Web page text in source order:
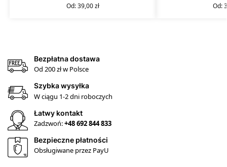
Od:39,00zł Od:
Bezpłatna dostawa
Od 200 zł w Polsce
Szybka wysyłka
W ciągu 1-2 dni roboczych
Łatwy kontakt
Zadzwoń:+48 692 844 833
Bezpieczne płatności
Obsługiwane przez PayU